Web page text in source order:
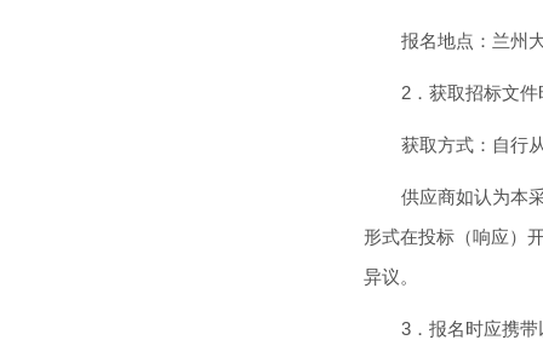
报名地点：兰州
2．获取招标文
获取方式：自行
供应商如认为本
形式在投标（响应）
异议。
3．报名时应携